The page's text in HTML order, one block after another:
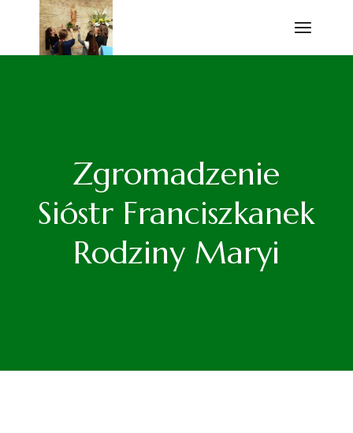
Przejdź
Zgromadzenie
Sióstr Franciszkanek
Rodziny Maryi